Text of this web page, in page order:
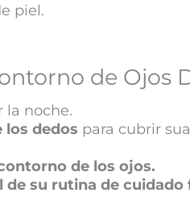
piel.
de Ojos
la noche.
los dedos para cubrir
de los ojos.
su rutina de cuidado